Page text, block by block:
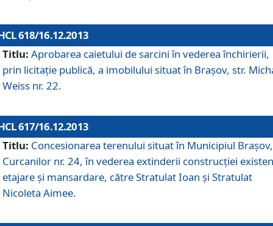
618/16.12.2013
Titlu: Aprobarea caietului de sarcini în vederea închirierii,
prin licitaţie publică, a imobilului situat în Braşov, str.
Weiss nr. 22.
617/16.12.2013
Titlu: Concesionarea terenului situat în Municipiul
Curcanilor nr. 24, în vederea extinderii construcţiei
etajare şi mansardare, către Stratulat Ioan şi Stratulat
Nicoleta Aimee.